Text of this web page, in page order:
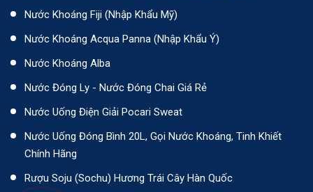
Nước Khoáng Fiji (Nhập Khẩu Mỹ)
Nước Khoáng Acqua Panna (nhập Khẩu Ý)
Nước Khoáng Alba
Nước Đóng Ly - Nước Đóng Chai Giá Rẻ
Nước Uống Điện Giải Pocari Sweat
Nước Uống Đóng Bình 20L, Gọi Nước Khoáng, Tinh Khiết
Chính Hãng
Rượu Soju (Sochu) Hương Trái Cây Hàn Quốc